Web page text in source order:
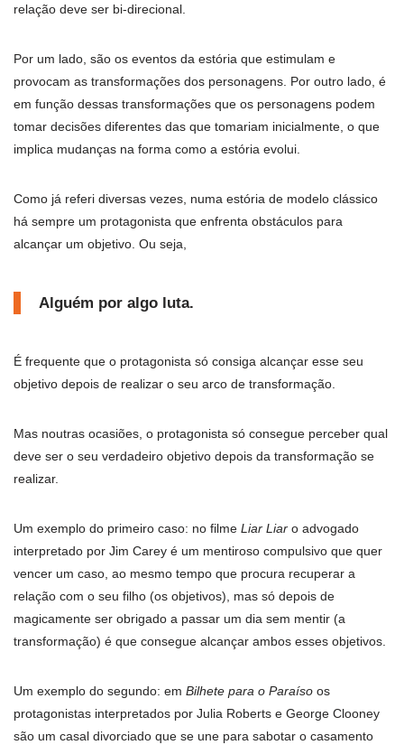
relação deve ser bi-direcional.
Por um lado, são os eventos da estória que estimulam e
provocam as transformações dos personagens. Por outro lado, é
em função dessas transformações que os personagens podem
tomar decisões diferentes das que tomariam inicialmente, o que
implica mudanças na forma como a estória evolui.
Como já referi diversas vezes, numa estória de modelo clássico
há sempre um protagonista que enfrenta obstáculos para
alcançar um objetivo. Ou seja,
Alguém por algo luta.
É frequente que o protagonista só consiga alcançar esse seu
objetivo depois de realizar o seu arco de transformação.
Mas noutras ocasiões, o protagonista só consegue perceber qual
deve ser o seu verdadeiro objetivo depois da transformação se
realizar.
Um exemplo do primeiro caso: no filme Liar Liar o advogado
interpretado por Jim Carey é um mentiroso compulsivo que quer
vencer um caso, ao mesmo tempo que procura recuperar a
relação com o seu filho (os objetivos), mas só depois de
magicamente ser obrigado a passar um dia sem mentir (a
transformação) é que consegue alcançar ambos esses objetivos.
Um exemplo do segundo: em Bilhete para o Paraíso os
protagonistas interpretados por Julia Roberts e George Clooney
são um casal divorciado que se une para sabotar o casamento